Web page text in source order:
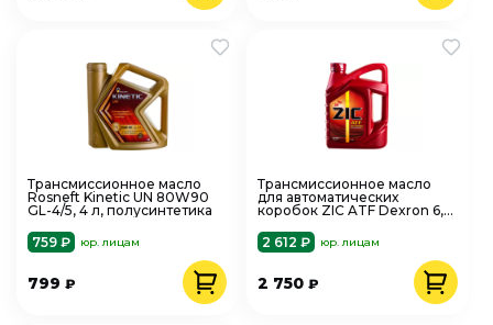
Трансмиссионное масло
Rosneft Kinetic UN 80W90
GL-4/5, 4 л, полусинтетика
759 ₽
юр. лицам
799 ₽
Трансмиссионное масло
для автоматических
коробок ZIC ATF Dexron 6,
2 612 ₽
юр. лицам
2 750₽